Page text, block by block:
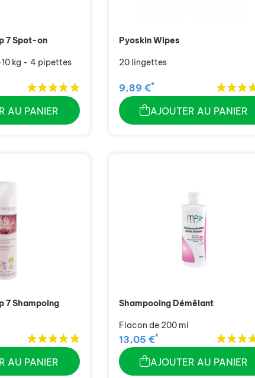
7 Spot-on
kg - 4 pipettes
AU PANIER
Pyoskin Wipes
20 lingettes
9,89 €*
AJOUTER AU PANIER
7 Shampoing
AU PANIER
Shampooing Démêlant
Flacon de 200 ml
13,05 €*
AJOUTER AU PANIER